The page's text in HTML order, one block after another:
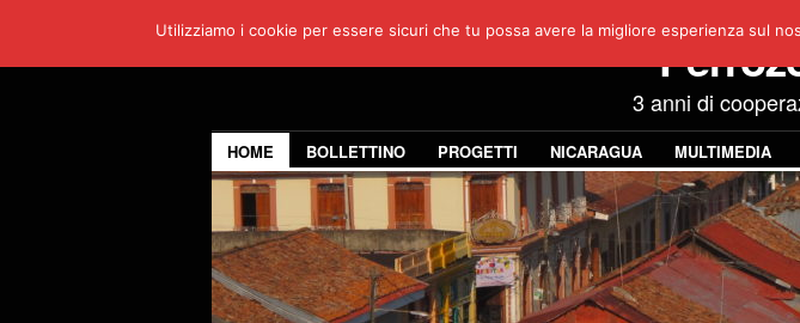
3 anni di
HOME BOLLETTINO PROGETTI NICARAGUA MULTIMEDIA
Utilizziamo i cookie per essere sicuri che tu possa avere la migliore esperienza sul